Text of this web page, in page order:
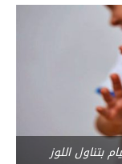
بتناول اللوز